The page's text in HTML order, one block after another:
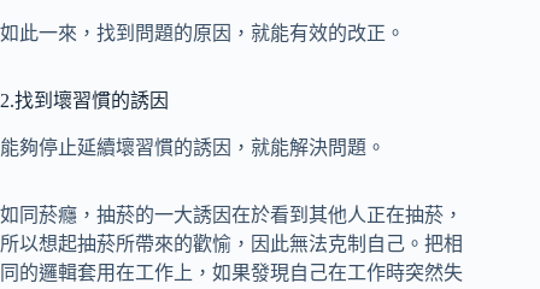
如此一來，找到問題的原因，就能有效的改正。
2.找到壞習慣的誘因
能夠停止延續壞習慣的誘因，就能解決問題。
如同菸癮，抽菸的一大誘因在於看到其他人正在抽菸，
所以想起抽菸所帶來的歡愉，因此無法克制自己。把相
同的邏輯套用在工作上，如果發現自己在工作時突然失